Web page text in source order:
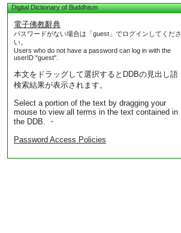
Digital Dictionary of Buddhism
電子佛教辭典
パスワードがない場合は「guest」でログインしてくださ
い。
Users who do not have a password can log in with the
userID "guest".
本文をドラッグして選択するとDDBの見出し語
検索結果が表示されます。
Select a portion of the text by dragging your
mouse to view all terms in the text contained in
the DDB. ・
Password Access Policies